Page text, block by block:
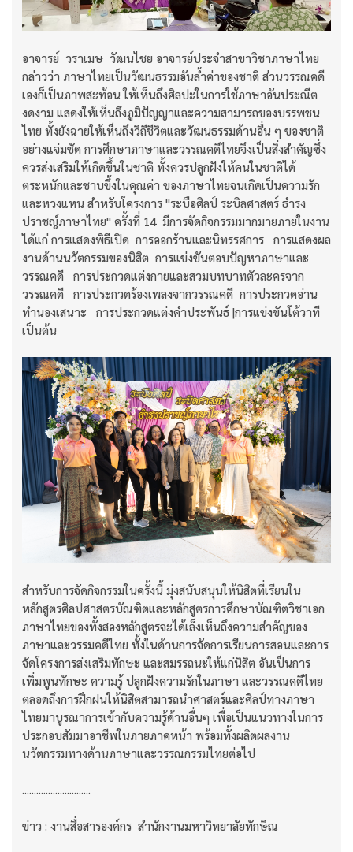
อาจารย์ วราเมษ วัฒนไชย อาจารย์ประจำสาขาวิชาภาษาไทย
กล่าวว่า ภาษาไทยเป็นวัฒนธรรมอันล้ำค่าของชาติ ส่วนวรรณคดี
เองก็เป็นภาพสะท้อน ให้เห็นถึงศิลปะในการใช้ภาษาอันประณีต
งดงาม แสดงให้เห็นถึงภูมิปัญญาและความสามารถของบรรพชน
ไทย ทั้งยังฉายให้เห็นถึงวิถีชีวิตและวัฒนธรรมด้านอื่น ๆ ของชาติ
อย่างแจ่มชัด การศึกษาภาษาและวรรณคดีไทยจึงเป็นสิ่งสำคัญซึ่ง
ควรส่งเสริมให้เกิดขึ้นในชาติ ทั้งควรปลูกฝังให้คนในชาติได้
ตระหนักและชาบขึ้งในคุณค่า ของภาษาไทยจนเกิดเป็นความรัก
และหวงแหน สำหรับโครงการ "ระบือศิลป์ ระบิลศาสตร์ ธำรง
ปราชญ์ภาษาไทย" ครั้งที่ 14 มีการจัดกิจกรรมมากมายภายในงาน
ได้แก่ การแสดงพิธีเปิด การออกร้านและนิทรรศการ การแสดงผล
งานด้านนวัตกรรมของนิสิต การแข่งขันตอบปัญหาภาษาและ
วรรณคดี การประกวดแต่งกายและสวมบทบาทตัวละครจาก
วรรณคดี การประกวดร้องเพลงจากวรรณคดี การประกวดอ่าน
ทำนองเสนาะ การประกวดแต่งคำประพันธ์ |การแข่งขันโต้วาที
เป็นต้น
สำหรับการจัดกิจกรรมในครั้งนี้ มุ่งสนับสนุนให้นิสิตที่เรียนใน
หลักสูตรศิลปศาสตรบัณฑิตและหลักสูตรการศึกษาบัณฑิตวิชาเอก
ภาษาไทยของทั้งสองหลักสูตรจะได้เล็งเห็นถึงความสำคัญของ
ภาษาและวรรมคดีไทย ทั้งในด้านการจัดการเรียนการสอนและการ
จัดโครงการส่งเสริมทักษะ และสมรรถนะให้แก่นิสิต อันเป็นการ
เพิ่มพูนทักษะ ความรู้ ปลูกฝังความรักในภาษา และวรรณคดีไทย
ตลอดถึงการฝึกฝนให้นิสิตสามารถนำศาสตร์และศิลป์ทางภาษา
ไทยมาบูรณาการเข้ากับความรู้ด้านอื่นๆ เพื่อเป็นแนวทางในการ
ประกอบสัมมาอาชีพในภายภาคหน้า พร้อมทั้งผลิตผลงาน
นวัตกรรมทางด้านภาษาและวรรณกรรมไทยต่อไป
.............................
ข่าว : งานสื่อสารองค์กร สำนักงานมหาวิทยาลัยทักษิณ